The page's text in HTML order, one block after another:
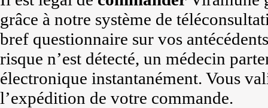
grâce à notre système de
bref questionnaire sur vos
risque n’est détecté, un médecin
électronique instantanément. Vous
l’expédition de votre commande.